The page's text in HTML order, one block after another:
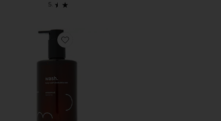
Favorite GEL DE BANHO WASH